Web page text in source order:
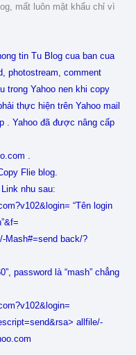
mất luôn mật khẩu chỉ vì
tin Tu Blog cua ban cua
photostream, comment
trong Yahoo nen khi copy
thực hiện trên Yahoo mail
. Yahoo đã được nâng cấp
Flie blog.
nhu sau:
“Tên login
Mash#=send back/?
password là “mash” chẳng
allfile/-